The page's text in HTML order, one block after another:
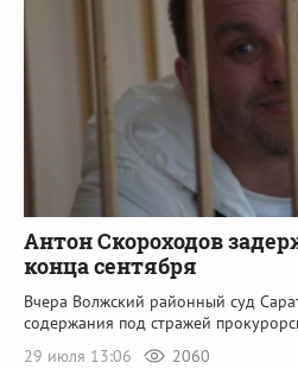
Антон Скороходов
конца сентября
Вчера Волжский районный суд
содержания под стражей
29 июля 13:06
2060